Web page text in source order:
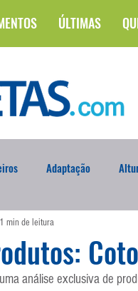
ÚLTIMAS
Adaptação
Brasileirão
Defesa da Semana
1 min de leitura
análise exclusiva de